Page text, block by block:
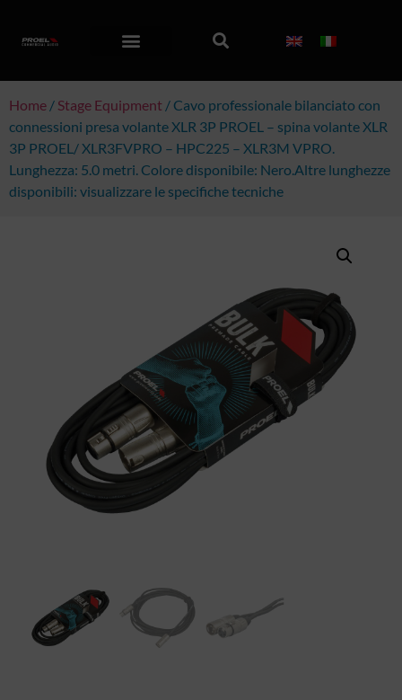
Home / Stage Equipment / Cavo professionale bilanciato con
connessioni presa volante XLR 3P PROEL – spina volante XLR
3P PROEL/ XLR3FVPRO – HPC225 – XLR3M VPRO.
Lunghezza: 5.0 metri. Colore disponibile: Nero.Altre lunghezze
disponibili: visualizzare le specifiche tecniche